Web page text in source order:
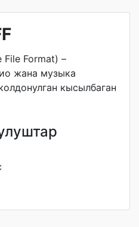
File Format) –
жана музыка
кысылбаган